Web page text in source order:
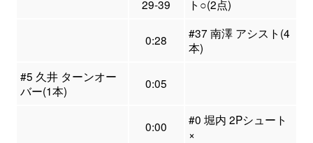
29-39
ト○(2点)
0:28
#37 南澤 アシスト(4
本)
#5 久井 ターンオー
バー(1本)
0:05
0:00
#0 堀内 2Pシュート
×